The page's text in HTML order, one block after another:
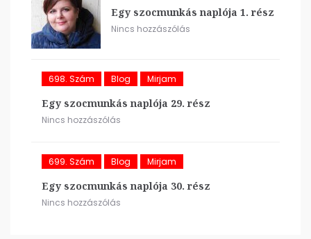
Egy szocmunkás naplója 1. rész
Nincs hozzászólás
698. Szám Blog Mirjam
Egy szocmunkás naplója 29. rész
Nincs hozzászólás
699. Szám Blog Mirjam
Egy szocmunkás naplója 30. rész
Nincs hozzászólás